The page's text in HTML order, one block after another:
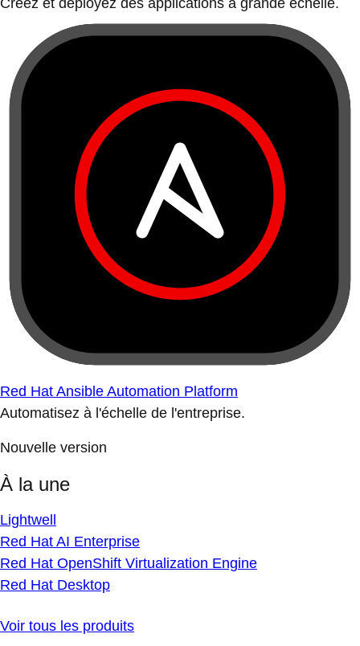
Créez et déployez des applications à grande échelle.
Red Hat Ansible Automation Platform
Automatisez à l'échelle de l'entreprise.
Nouvelle version
À la une
Lightwell
Red Hat AI Enterprise
Red Hat OpenShift Virtualization Engine
Red Hat Desktop
Voir tous les produits